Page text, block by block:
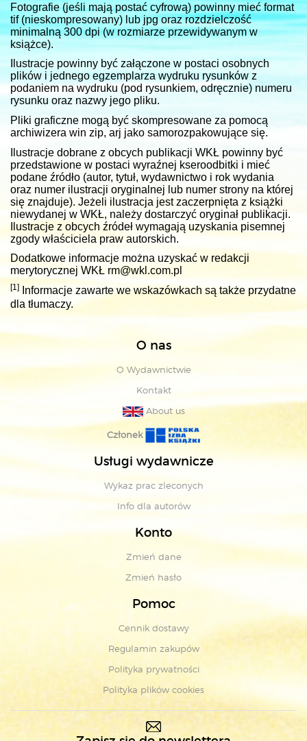
Fotografie (jeśli mają postać cyfrową) powinny mieć format
tif (nieskompresowany) lub jpg oraz rozdzielczość
minimalną 300 dpi (w rozmiarze przewidywanym w
książce).
Ilustracje powinny być załączone w postaci osobnych
plików i jednego egzemplarza wydruku rysunków z
podaniem na wydruku (pod rysunkiem, odręcznie) numeru
rysunku oraz nazwy jego pliku.
Pliki graficzne mogą być skompresowane za pomocą
archiwizera win zip, arj jako samorozpakowujące się.
Ilustracje dobrane z obcych publikacji WKŁ powinny być
przedstawione w postaci wyraźnej kseroodbitki i mieć
podane źródło (autor, tytuł, wydawnictwo i rok wydania
oraz numer ilustracji oryginalnej lub numer strony na której
się znajduje). Jeżeli ilustracja jest zaczerpnięta z książki
niewydanej w WKŁ, należy dostarczyć oryginał publikacji.
Ilustracje z obcych źródeł wymagają uzyskania pisemnej
zgody właściciela praw autorskich.
Dodatkowe informacje można uzyskać w redakcji
merytorycznej WKŁ rm@wkl.com.pl
[1]
Informacje zawarte we wskazówkach są także przydatne
dla tłumaczy.
O nas
O Wydawnictwie
Kontakt
About us
Członek
Usługi wydawnicze
Wykaz prac zleconych
Info dla autorów
Konto
Zmień dane
Zmień hasło
Pomoc
Cennik dostawy
Regulamin zakupów
Polityka prywatności
Polityka plików cookies